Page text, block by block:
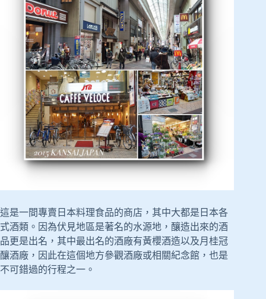
這是一間專賣日本料理食品的商店，其中大都是日本各
式酒類。因為伏見地區是著名的水源地，釀造出來的酒
品更是出名，其中最出名的酒廠有黃櫻酒造以及月桂冠
釀酒廠，因此在這個地方參觀酒廠或相關紀念館，也是
不可錯過的行程之一。